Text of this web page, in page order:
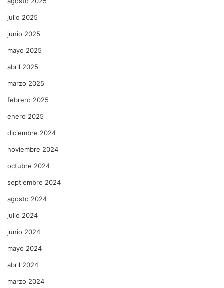
julio 2025
junio 2025
mayo 2025
abril 2025
marzo 2025
febrero 2025
enero 2025
diciembre 2024
noviembre 2024
octubre 2024
septiembre 2024
agosto 2024
julio 2024
junio 2024
mayo 2024
abril 2024
marzo 2024